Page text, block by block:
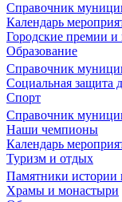
Справочник
Календарь
Городские премии и
Образование
Справочник
Социальная защита
Спорт
Справочник
Наши чемпионы
Календарь
Туризм и отдых
Памятники истории
Храмы и монастыри